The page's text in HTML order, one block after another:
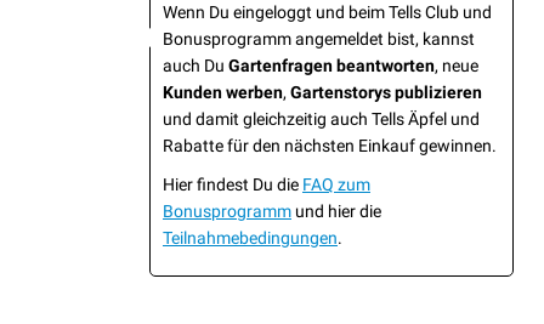
Wenn Du eingeloggt und beim Tells Club und
Bonusprogramm angemeldet bist, kannst
auch Du Gartenfragen beantworten, neue
Kunden werben, Gartenstorys publizieren
und damit gleichzeitig auch Tells Äpfel und
Rabatte für den nächsten Einkauf gewinnen.
Hier findest Du die FAQ zum
Bonusprogramm und hier die
Teilnahmebedingungen.